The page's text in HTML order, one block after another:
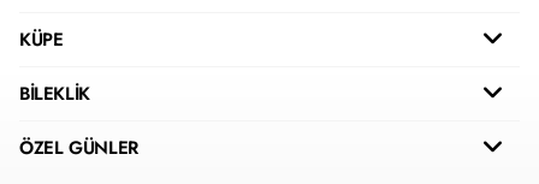
KÜPE
BİLEKLİK
ÖZEL GÜNLER